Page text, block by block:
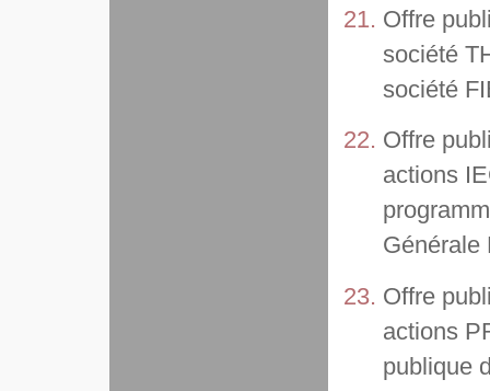
Offre
société
société
Offre
actions
Générale
Offre
actions
publique